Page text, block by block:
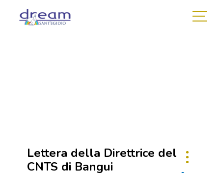
Lettera della Direttrice del
CNTS di Bangui